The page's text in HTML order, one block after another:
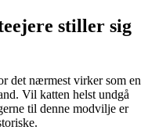
stiller sig
det nærmest virker som en
Vil katten helst undgå
til denne modvilje er